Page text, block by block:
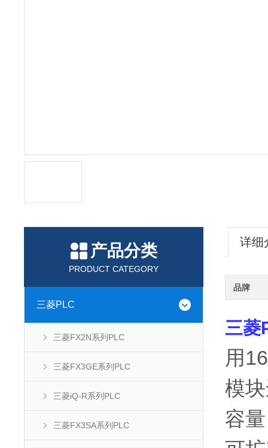
产品分类
PRODUCT CATEGORY
三菱PLC
三菱FX2N系列PLC
三菱FX3GE系列PLC
三菱iQ-R系列PLC
三菱FX3SA系列PLC
详细
品牌
三菱
用
模
容